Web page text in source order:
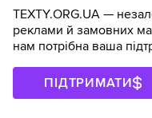
TEXTY.ORG.UA —
реклами й замовних
нам потрібна ваша
ПІДТРИМАТИ